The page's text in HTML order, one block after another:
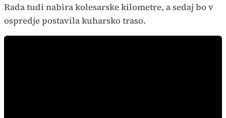
Rada tudi nabira kolesarske kilometre, a sedaj bo v
ospredje postavila kuharsko traso.